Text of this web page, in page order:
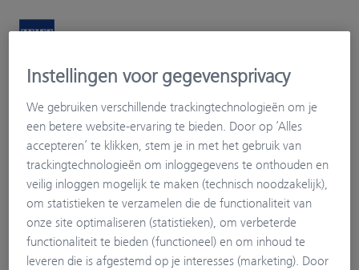
Mijn Kijkprofiel
Instellingen voor gegevensprivacy
We gebruiken verschillende trackingtechnologieën om je
een betere website-ervaring te bieden. Door op ‘Alles
accepteren’ te klikken, stem je in met het gebruik van
trackingtechnologieën om inloggegevens te onthouden en
veilig inloggen mogelijk te maken (technisch noodzakelijk),
om statistieken te verzamelen die de functionaliteit van
onze site optimaliseren (statistieken), om verbeterde
functionaliteit te bieden (functioneel) en om inhoud te
leveren die is afgestemd op je interesses (marketing). Door